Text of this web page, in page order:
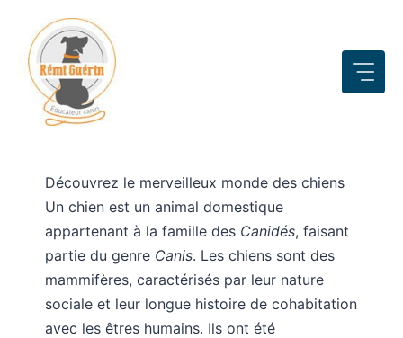
contenu
Découvrez le merveilleux monde des chiens
Un chien est un animal domestique
appartenant à la famille des Canidés, faisant
partie du genre Canis. Les chiens sont des
mammifères, caractérisés par leur nature
sociale et leur longue histoire de cohabitation
avec les êtres humains. Ils ont été